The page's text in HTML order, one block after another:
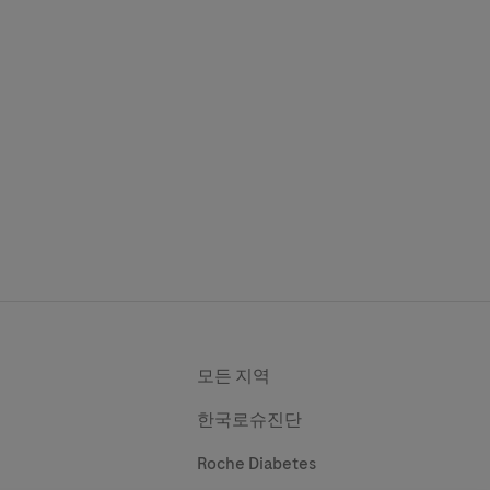
모든 지역
한국로슈진단
Roche Diabetes